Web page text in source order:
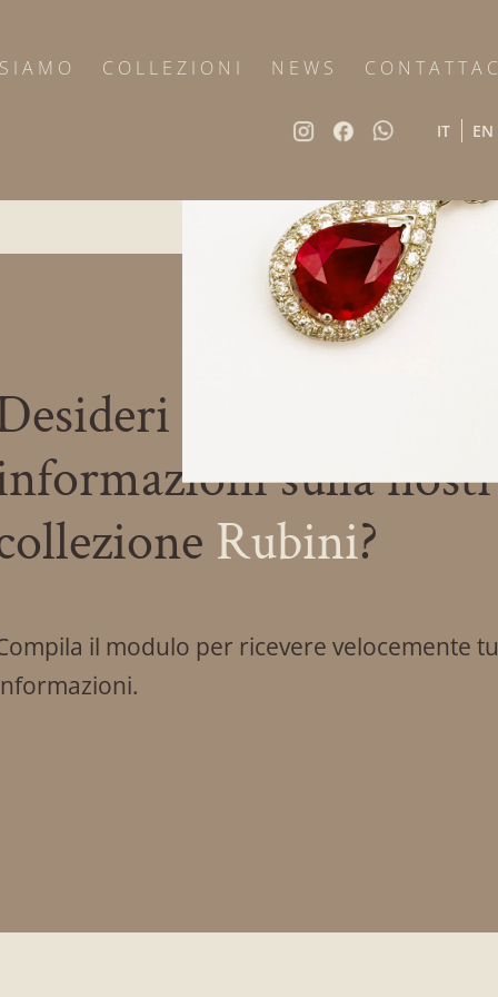
maggiori
sulla
Rubini?
il modulo per ricevere velocemente
COLLEZIONI NEWS
IT EN